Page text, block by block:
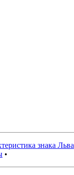
знака Льва
•